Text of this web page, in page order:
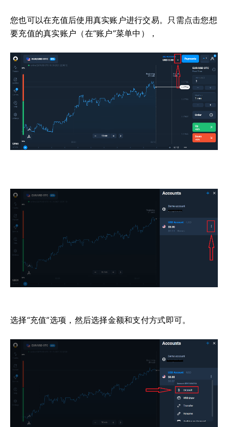
您也可以在充值后使用真实账户进行交易。只需点击您想
要充值的真实账户（在“账户”菜单中），
选择“充值”选项，然后选择金额和支付方式即可。